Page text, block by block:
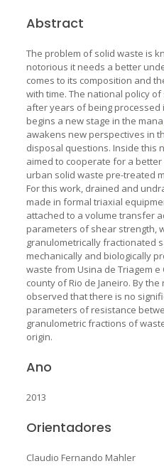
Abstract
The problem of solid waste is
notorious it needs a better
comes to its composition and
with time. The national policy
after years of being processed
begins a new stage in the
awakens new perspectives in
disposal questions. Inside this
aimed to cooperate for a
urban solid waste pre-treated
For this work, drained and
made in formal triaxial
attached to a volume transfer
parameters of shear strength,
granulometrically fractionated
mechanically and biologically
waste from Usina de Triagem e
county of Rio de Janeiro. By
observed that there is no
parameters of resistance
granulometric fractions of
origin.
Ano
2013
Orientadores
Claudio Fernando Mahler